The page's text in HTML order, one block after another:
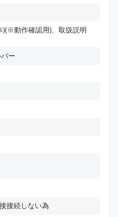
)(※動作確認用)、取扱説明
ー
接続しない為